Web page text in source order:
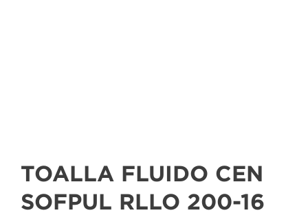
TOALLA FLUIDO CEN
SOFPUL RLLO 200-16